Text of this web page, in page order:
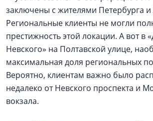
заключены с жителями Петербурга и
Региональные клиенты не могли
престижность этой локации. А вот в
Невского» на Полтавской улице,
максимальная доля региональных
Вероятно, клиентам важно было
недалеко от Невского проспекта и
вокзала.